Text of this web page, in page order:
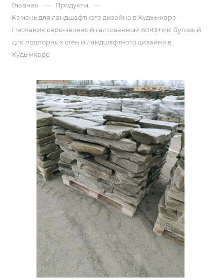
Главная — Продукты —
Камень для ландшафтного дизайна в Кудымкаре —
Песчаник серо-зелёный галтованный 60-80 мм бутовый
для подпорных стен и ландшафтного дизайна в
Кудымкаре